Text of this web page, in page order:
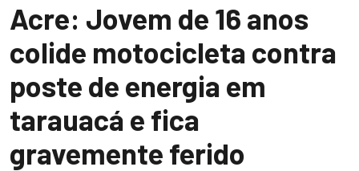
Acre: Jovem de 16 anos
colide motocicleta contra
poste de energia em
tarauacá e fica
gravemente ferido